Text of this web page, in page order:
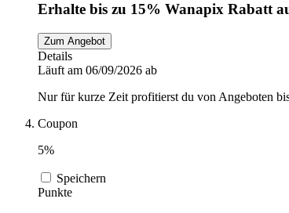
Erhalte bis zu 15% Wanapix Rabatt
Zum Angebot
Details
Läuft am 06/09/2026 ab
Nur für kurze Zeit profitierst du von Angeboten
Coupon
5%
Speichern
Punkte